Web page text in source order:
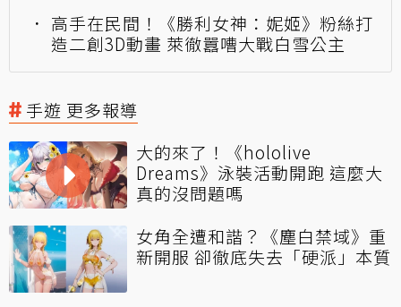
高手在民間！《勝利女神：妮姬》粉絲打
造二創3D動畫 萊徹囂嘈大戰白雪公主
手遊 更多報導
大的來了！《hololive
Dreams》泳裝活動開跑 這麼大
真的沒問題嗎
女角全遭和諧？《塵白禁域》重
新開服 卻徹底失去「硬派」本質